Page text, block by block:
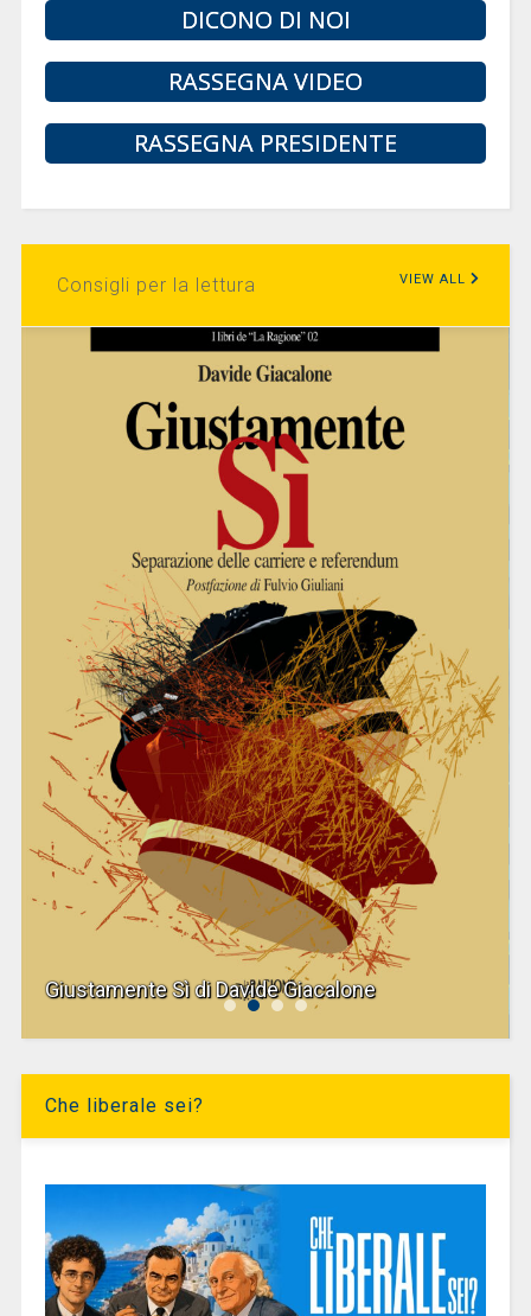
DICONO DI NOI
RASSEGNA VIDEO
RASSEGNA PRESIDENTE
Consigli per la lettura VIEW ALL
Giustamente Sì di Davide Giacalone
Che liberale sei?